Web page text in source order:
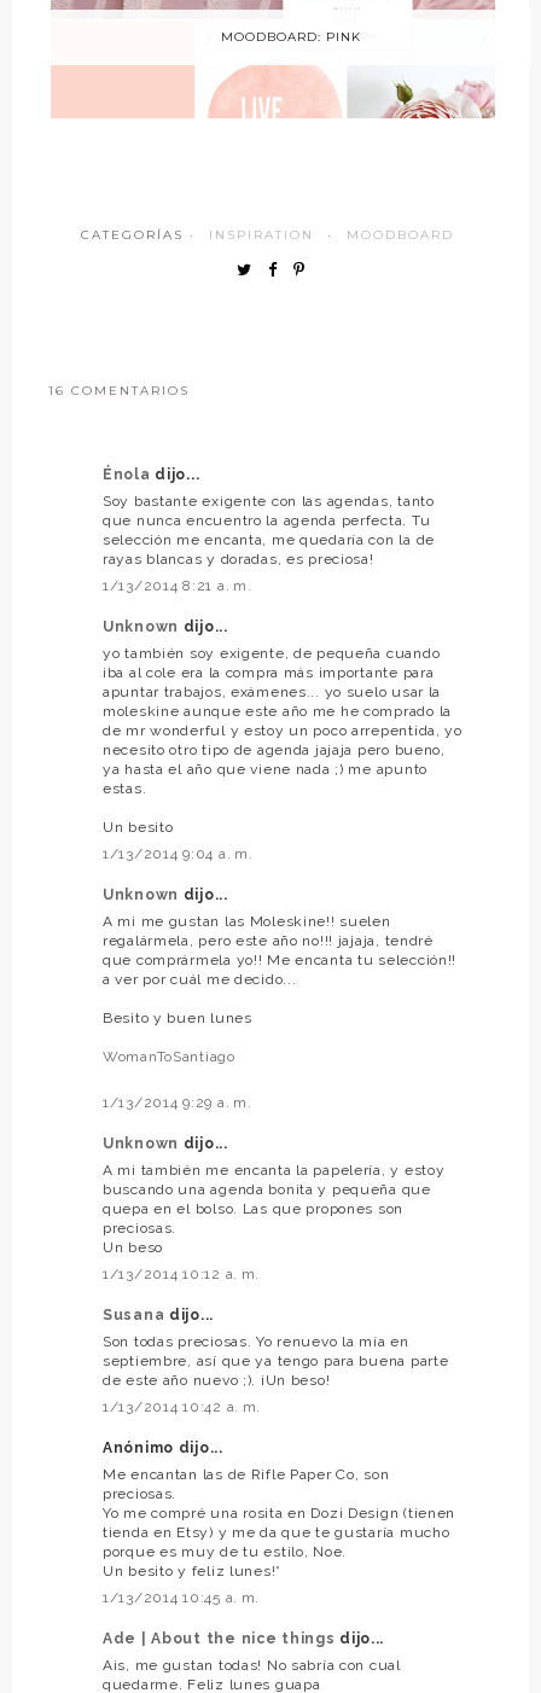
MOODBOARD: PINK
CATEGORÍAS · INSPIRATION · MOODBOARD
16 COMENTARIOS
Énola dijo...
Soy bastante exigente con las agendas, tanto
que nunca encuentro la agenda perfecta. Tu
selección me encanta, me quedaría con la de
rayas blancas y doradas, es preciosa!
1/13/2014 8:21 a. m.
Unknown dijo...
yo también soy exigente, de pequeña cuando
iba al cole era la compra más importante para
apuntar trabajos, exámenes... yo suelo usar la
moleskine aunque este año me he comprado la
de mr wonderful y estoy un poco arrepentida, yo
necesito otro tipo de agenda jajaja pero bueno,
ya hasta el año que viene nada ;) me apunto
estas.
Un besito
1/13/2014 9:04 a. m.
Unknown dijo...
A mi me gustan las Moleskine!! suelen
regalármela, pero este año no!!! jajaja, tendré
que comprármela yo!! Me encanta tu selección!!
a ver por cuál me decido...
Besito y buen lunes
WomanToSantiago
1/13/2014 9:29 a. m.
Unknown dijo...
A mi también me encanta la papelería, y estoy
buscando una agenda bonita y pequeña que
quepa en el bolso. Las que propones son
preciosas.
Un beso
1/13/2014 10:12 a. m.
Susana dijo...
Son todas preciosas. Yo renuevo la mía en
septiembre, así que ya tengo para buena parte
de este año nuevo ;). ¡Un beso!
1/13/2014 10:42 a. m.
Anónimo dijo...
Me encantan las de Rifle Paper Co, son
preciosas.
Yo me compré una rosita en Dozi Design (tienen
tienda en Etsy) y me da que te gustaría mucho
porque es muy de tu estilo, Noe.
Un besito y feliz lunes!*
1/13/2014 10:45 a. m.
Ade | About the nice things dijo...
Ais, me gustan todas! No sabría con cual
quedarme. Feliz lunes guapa